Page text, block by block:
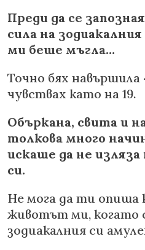
Преди да се
сила на
ми беше мъгла…
Точно бях навършила
чувствах като на 19.
Объркана, свита и
толкова много
искаше да не
си.
Не мога да ти опиша
животът ми, когато
зодиакалния си